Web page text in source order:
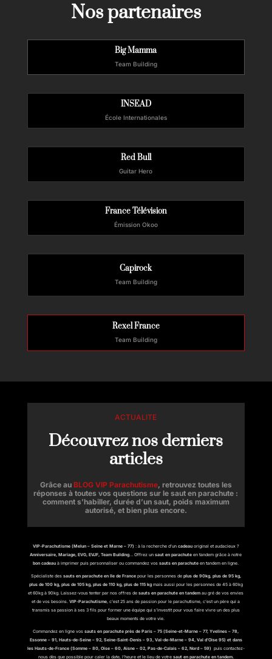
Nos partenaires
Big Mamma
Team Building
INSEAD
École Internationales
Red Bull
Guitar Hero
France Télévision
Émission Okoo
Capirock
Team Building
Rexel France
Team Building
ACTUALITE
Découvrez nos derniers
articles
Grâce au BLOG VIP Parachutisme, retrouvez toutes les
réponses à toutes vos questions sur le saut en parachute :
comment s’habiller, durée d’un saut, poids maximum
autorisé, et bien plus encore.
VIP-Parachutisme (Melun – Seine et Marne – 77) : à la recherche d’un cadeauoriginal et audacieux ?
Anniversaire, Mariage, EVG, EVJF, Team Building… Offrez unsaut en parachute en tandem grâce à notre
bon cadeau à imprimer puis personnaliser ou commandez vossauts en parachute en tandem en ligne.
Spécialiste des sauts en parachute en Ile de France pour les personnes de plus de 90kg, plus de 95 kg,
plus de 100 kg, plus de 105 kg, plus de 110 kg, plus de 115 kgmais aussi pour les personnes de 45 à 60kg
et 60kg à 90kg. Laissez-vous tenter par nos offres desauts en parachute en tandem au gré de vos envies
et de vos besoins.VIP-Parachutisme, c’est 25 ans de passion pour le parachutisme, c’est un père qui a
transmis sa passion à ses 3 fils pour former une équipe qui s’investit pour vous faire vivre un des plus
beaux moments de votre vie.
Commandez en ligne vossauts en parachute près de Paris – 75 (Seine-et-Marne – 77, Yvelines – 78,
Essonne – 91, Hauts-de-Seine – 92, Seine-Saint-Denis – 93, Val-de-Marne – 94, Val d’Oise 95) et dans
les Hauts-de-France (Somme – 80, Oise – 60, Aisne – 02, Pas-de-Calais – 62, Nord – 59) puis contactez-
nous dès que possible pour caler la date, l’heure et le lieu de votre saut en parachute en tandem.